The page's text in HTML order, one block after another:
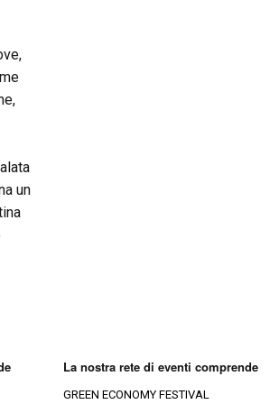
un
La nostra rete di eventi comprende
GREEN ECONOMY FESTIVAL